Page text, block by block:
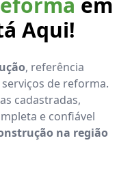
Aqui!
, referência
serviços de reforma.
cadastradas,
e confiável
na região